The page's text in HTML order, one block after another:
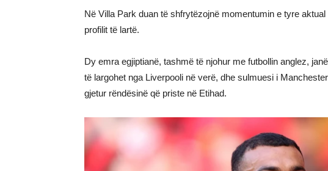
Në Villa Park duan të shfrytëzojnë momentumin e tyre
profilit të lartë.
Dy emra egjiptianë, tashmë të njohur me futbollin anglez,
të largohet nga Liverpooli në verë, dhe sulmuesi i
gjetur rëndësinë që priste në Etihad.